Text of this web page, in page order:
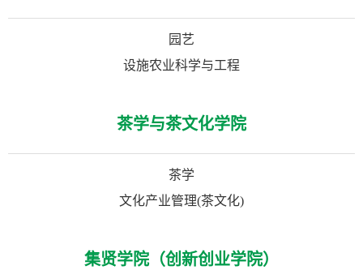
园艺
设施农业科学与工程
茶学与茶文化学院
茶学
文化产业管理(茶文化)
集贤学院（创新创业学院）